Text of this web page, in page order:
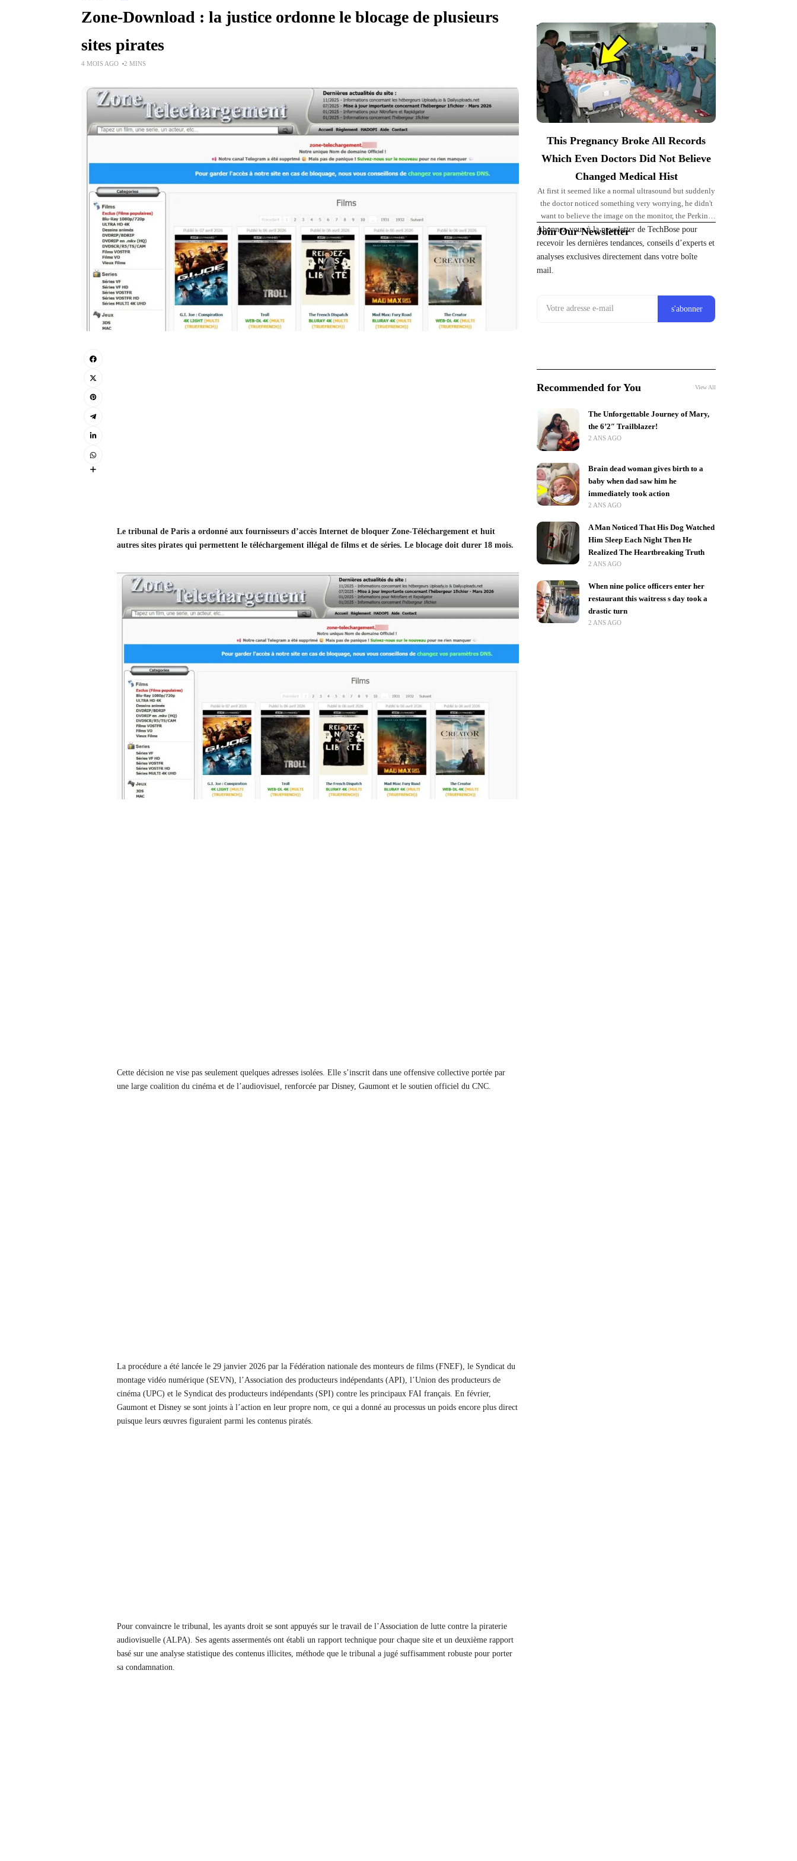
Zone-Download : la justice ordonne le blocage de plusieurs
sites pirates
4 MOIS AGO 2 MINS
Le tribunal de Paris a ordonné aux fournisseurs d’accès Internet de bloquer Zone-Téléchargement et huit
autres sites pirates qui permettent le téléchargement illégal de films et de séries. Le blocage doit durer 18 mois.
Cette décision ne vise pas seulement quelques adresses isolées. Elle s’inscrit dans une offensive collective portée par
une large coalition du cinéma et de l’audiovisuel, renforcée par Disney, Gaumont et le soutien officiel du CNC.
La procédure a été lancée le 29 janvier 2026 par la Fédération nationale des monteurs de films (FNEF), le Syndicat du
montage vidéo numérique (SEVN), l’Association des producteurs indépendants (API), l’Union des producteurs de
cinéma (UPC) et le Syndicat des producteurs indépendants (SPI) contre les principaux FAI français. En février,
Gaumont et Disney se sont joints à l’action en leur propre nom, ce qui a donné au processus un poids encore plus direct
puisque leurs œuvres figuraient parmi les contenus piratés.
Pour convaincre le tribunal, les ayants droit se sont appuyés sur le travail de l’Association de lutte contre la piraterie
audiovisuelle (ALPA). Ses agents assermentés ont établi un rapport technique pour chaque site et un deuxième rapport
basé sur une analyse statistique des contenus illicites, méthode que le tribunal a jugé suffisamment robuste pour porter
sa condamnation.
Top Picks for You
This Pregnancy Broke All Records
Which Even Doctors Did Not Believe
Changed Medical Hist
At first it seemed like a normal ultrasound but suddenly
the doctor noticed something very worrying, he didn't
want to believe the image on the monitor, the Perkins'
pregnancy took
Join Our Newsletter
Abonnez-vous à la newsletter de TechBose pour
recevoir les dernières tendances, conseils d’experts et
analyses exclusives directement dans votre boîte
mail.
Recommended for You View All
The Unforgettable Journey of Mary,
the 6’2″ Trailblazer!
2 ANS AGO
Brain dead woman gives birth to a
baby when dad saw him he
immediately took action
2 ANS AGO
A Man Noticed That His Dog Watched
Him Sleep Each Night Then He
Realized The Heartbreaking Truth
2 ANS AGO
When nine police officers enter her
restaurant this waitress s day took a
drastic turn
2 ANS AGO